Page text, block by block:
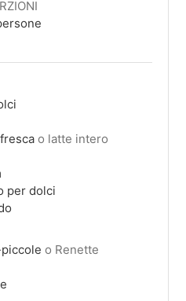
o latte intero
per dolci
o Renette